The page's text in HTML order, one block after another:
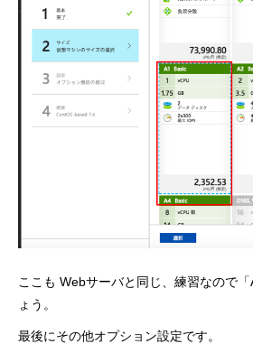
ここも Webサーバと同じ、練習なので
ょう。
最後にその他オプション設定です。